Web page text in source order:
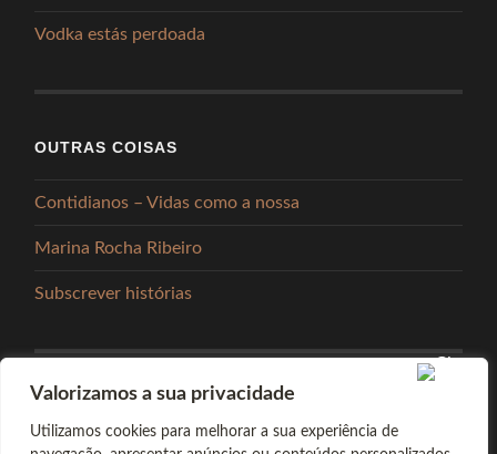
Valorizamos a sua privacidade
Utilizamos cookies para melhorar a sua experiência de
Vodka estás perdoada
OUTRAS COISAS
Contidianos – Vidas como a nossa
Marina Rocha Ribeiro
Subscrever histórias